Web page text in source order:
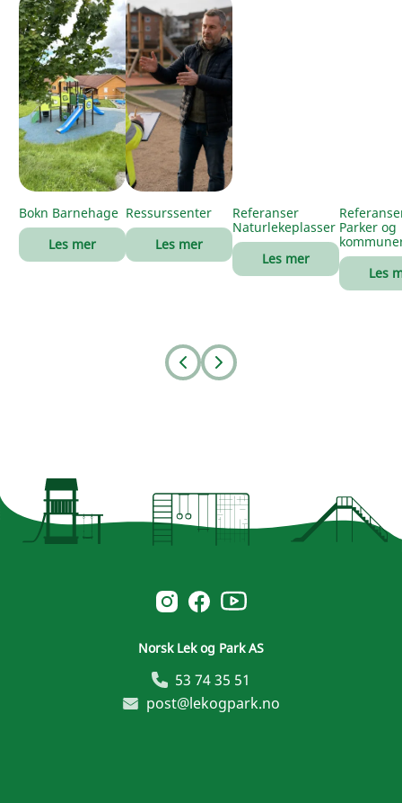
Bokn Barnehage
Les mer
Ressurssenter
Les mer
Referanser
Naturlekeplasser
Les mer
Parker og
Les
Prev Next
Norsk Leg & Park instagram
Norsk Leg & Park facebook
Norsk Leg & Park youtube
Norsk Lek og Park AS
53 74 35 51
post@lekogpark.no